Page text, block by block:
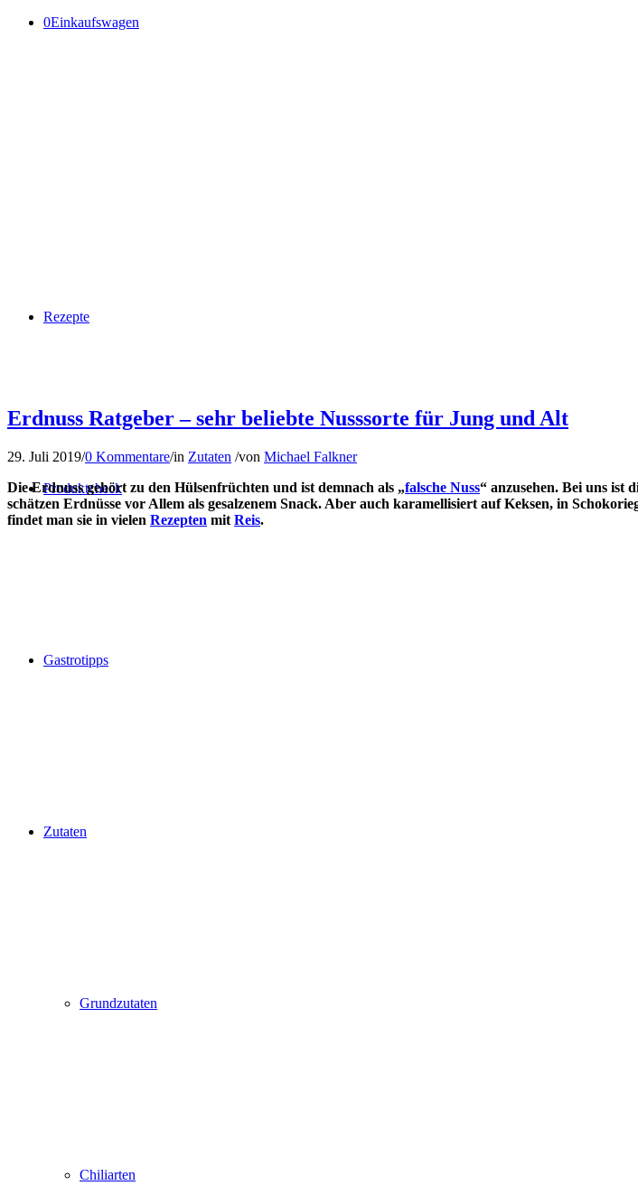
0Einkaufswagen
Rezepte
Produktcheck
Gastrotipps
Zutaten
Grundzutaten
Chiliarten
Erdnuss Ratgeber – sehr beliebte Nusssorte für Jung und Alt
29. Juli 2019/0 Kommentare/in Zutaten /von Michael Falkner
Die Erdnuss gehört zu den Hülsenfrüchten und ist demnach als „falsche Nuss“ anzusehen. Bei uns ist
schätzen Erdnüsse vor Allem als gesalzenem Snack. Aber auch karamellisiert auf Keksen, in
findet man sie in vielen Rezepten mit Reis.